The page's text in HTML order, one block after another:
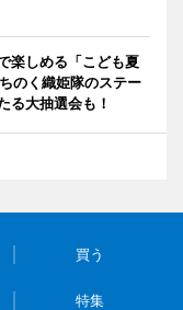
楽しめる「こども夏
のく織姫隊のステー
る大抽選会も！
買う
特集